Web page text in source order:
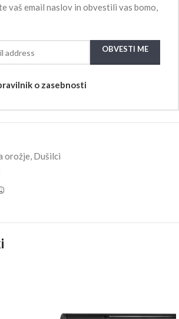
vaš email naslov in obvestili vas bomo,
OBVESTI ME
o zasebnosti
orožje, Dušilci